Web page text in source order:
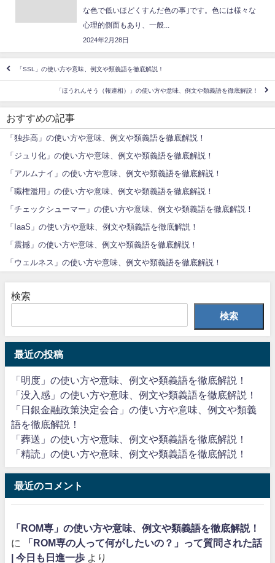
な色で低いほどくすんだ色の事｣です。色には様々な
心理的側面もあり、一般...
2024年2月28日
「SSL」の使い方や意味、例文や類義語を徹底解説！
「ほうれんそう（報連相）」の使い方や意味、例文や類義語を徹底解説！
おすすめの記事
「独歩高」の使い方や意味、例文や類義語を徹底解説！
「ジュリ化」の使い方や意味、例文や類義語を徹底解説！
「アルムナイ」の使い方や意味、例文や類義語を徹底解説！
「職権濫用」の使い方や意味、例文や類義語を徹底解説！
「チェックシューマー」の使い方や意味、例文や類義語を徹底解説！
「IaaS」の使い方や意味、例文や類義語を徹底解説！
「震撼」の使い方や意味、例文や類義語を徹底解説！
「ウェルネス」の使い方や意味、例文や類義語を徹底解説！
検索
検索
最近の投稿
「明度」の使い方や意味、例文や類義語を徹底解説！
「没入感」の使い方や意味、例文や類義語を徹底解説！
「日銀金融政策決定会合」の使い方や意味、例文や類義
語を徹底解説！
「葬送」の使い方や意味、例文や類義語を徹底解説！
「精読」の使い方や意味、例文や類義語を徹底解説！
最近のコメント
「ROM専」の使い方や意味、例文や類義語を徹底解説！
に
「ROM専の人って何がしたいの？」って質問された話
| 今日も日進一歩 より